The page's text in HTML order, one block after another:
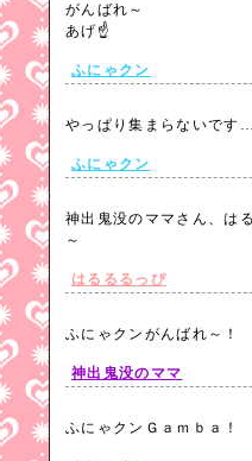
がんばれ～
あげ☝
ふにゃクン
やっぱり集まらないで
ふにゃクン
神出鬼没のママさん、は
～
はるるるっぴ
ふにゃクンがんばれ～
神出鬼没のママ
ふにゃクンＧａｍｂａ